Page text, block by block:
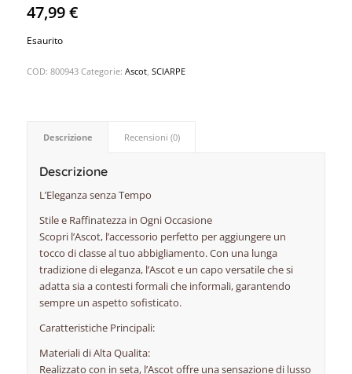
47,99€
Esaurito
COD: 800943 Categorie: Ascot, SCIARPE
Descrizione Recensioni (0)
Descrizione
L’Eleganza senza Tempo
Stile e Raffinatezza in Ogni Occasione
Scopri l’Ascot, l’accessorio perfetto per aggiungere un
tocco di classe al tuo abbigliamento. Con una lunga
tradizione di eleganza, l’Ascot e un capo versatile che si
adatta sia a contesti formali che informali, garantendo
sempre un aspetto sofisticato.
Caratteristiche Principali:
Materiali di Alta Qualita:
Realizzato con in seta, l’Ascot offre una sensazione di lusso